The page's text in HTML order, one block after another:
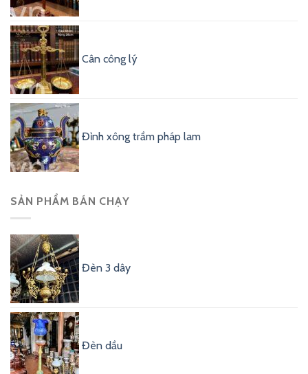
Cân công lý
Đỉnh xông trầm pháp lam
SẢN PHẨM BÁN CHẠY
Đèn 3 dây
Đèn dầu